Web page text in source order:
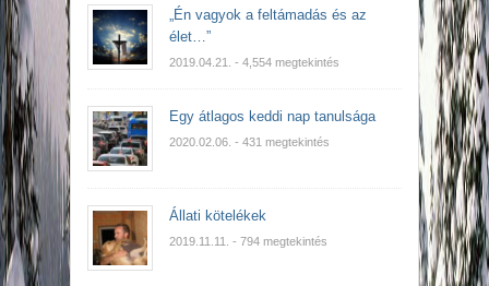
„Én vagyok a feltámadás és az
élet…”
2019.04.21. - 4,554 megtekintés
Egy átlagos keddi nap tanulsága
2020.02.06. - 431 megtekintés
Állati kötelékek
2019.11.11. - 794 megtekintés